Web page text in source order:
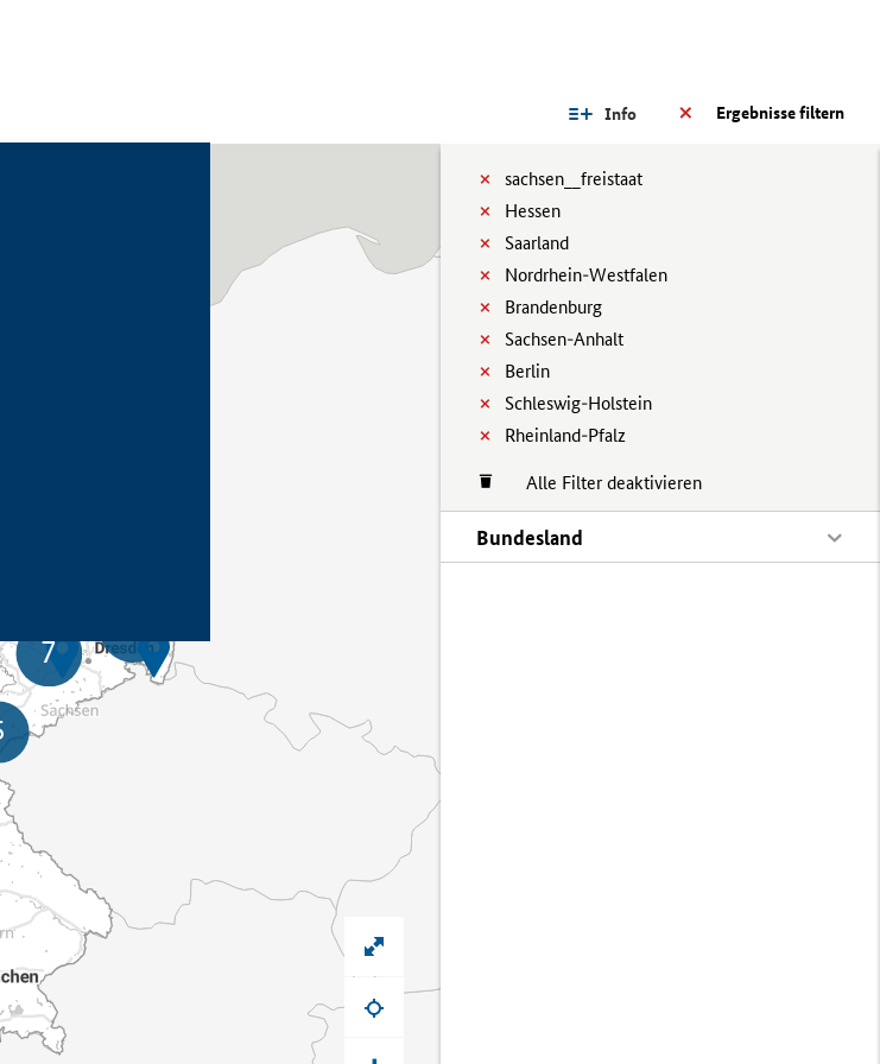
Ergebnisse filtern
Info
sachsen__freistaat
Hessen
Saarland
Nordrhein-Westfalen
Brandenburg
Sachsen-Anhalt
Berlin
Schleswig-Holstein
Rheinland-Pfalz
Alle Filter deaktivieren
Bundesland